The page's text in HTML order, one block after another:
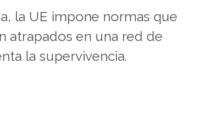
la UE impone normas que
atrapados en una red de
la supervivencia.